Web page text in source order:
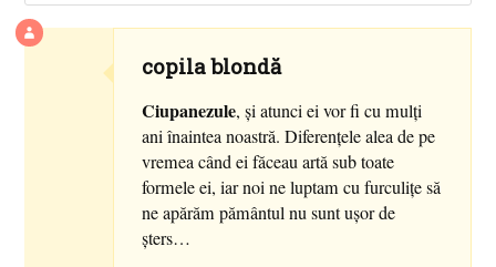
copila blondă
Ciupanezule, şi atunci ei vor fi cu mulţi
ani înaintea noastră. Diferenţele alea de pe
vremea când ei făceau artă sub toate
formele ei, iar noi ne luptam cu furculiţe să
ne apărăm pământul nu sunt uşor de
şters…